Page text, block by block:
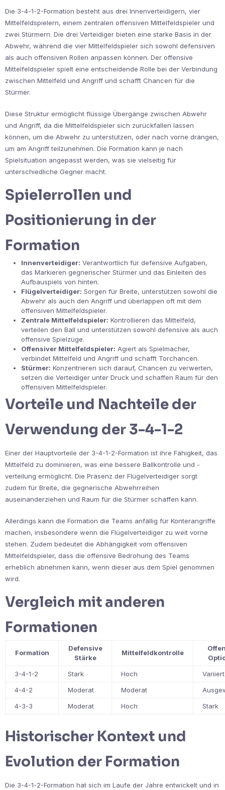
Die 3-4-1-2-Formation besteht aus drei Innenverteidigern, vier
Mittelfeldspielern, einem zentralen offensiven Mittelfeldspieler und
zwei Stürmern. Die drei Verteidiger bieten eine starke Basis in der
Abwehr, während die vier Mittelfeldspieler sich sowohl defensiven
als auch offensiven Rollen anpassen können. Der offensive
Mittelfeldspieler spielt eine entscheidende Rolle bei der Verbindung
zwischen Mittelfeld und Angriff und schafft Chancen für die
Stürmer.
Diese Struktur ermöglicht flüssige Übergänge zwischen Abwehr
und Angriff, da die Mittelfeldspieler sich zurückfallen lassen
können, um die Abwehr zu unterstützen, oder nach vorne drängen,
um am Angriff teilzunehmen. Die Formation kann je nach
Spielsituation angepasst werden, was sie vielseitig für
unterschiedliche Gegner macht.
Spielerrollen und
Positionierung in der
Formation
Innenverteidiger: Verantwortlich für defensive Aufgaben,
das Markieren gegnerischer Stürmer und das Einleiten des
Aufbauspiels von hinten.
Flügelverteidiger: Sorgen für Breite, unterstützen sowohl die
Abwehr als auch den Angriff und überlappen oft mit dem
offensiven Mittelfeldspieler.
Zentrale Mittelfeldspieler: Kontrollieren das Mittelfeld,
verteilen den Ball und unterstützen sowohl defensive als auch
offensive Spielzüge.
Offensiver Mittelfeldspieler: Agiert als Spielmacher,
verbindet Mittelfeld und Angriff und schafft Torchancen.
Stürmer: Konzentrieren sich darauf, Chancen zu verwerten,
setzen die Verteidiger unter Druck und schaffen Raum für den
offensiven Mittelfeldspieler.
Vorteile und Nachteile der
Verwendung der 3-4-1-2
Einer der Hauptvorteile der 3-4-1-2-Formation ist ihre Fähigkeit, das
Mittelfeld zu dominieren, was eine bessere Ballkontrolle und -
verteilung ermöglicht. Die Präsenz der Flügelverteidiger sorgt
zudem für Breite, die gegnerische Abwehrreihen
auseinanderziehen und Raum für die Stürmer schaffen kann.
Allerdings kann die Formation die Teams anfällig für Konterangriffe
machen, insbesondere wenn die Flügelverteidiger zu weit vorne
stehen. Zudem bedeutet die Abhängigkeit vom offensiven
Mittelfeldspieler, dass die offensive Bedrohung des Teams
erheblich abnehmen kann, wenn dieser aus dem Spiel genommen
wird.
Vergleich mit anderen
Formationen
Formation
Defensive
Stärke
Mittelfeldkontrolle
3-4-1-2
Stark Hoch
Variiert
4-4-2
Moderat Moderat
4-3-3
Moderat Hoch Stark
Historischer Kontext und
Evolution der Formation
Die 3-4-1-2-Formation hat sich im Laufe der Jahre entwickelt und in